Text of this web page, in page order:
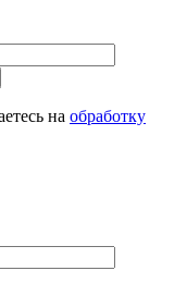
на обработку